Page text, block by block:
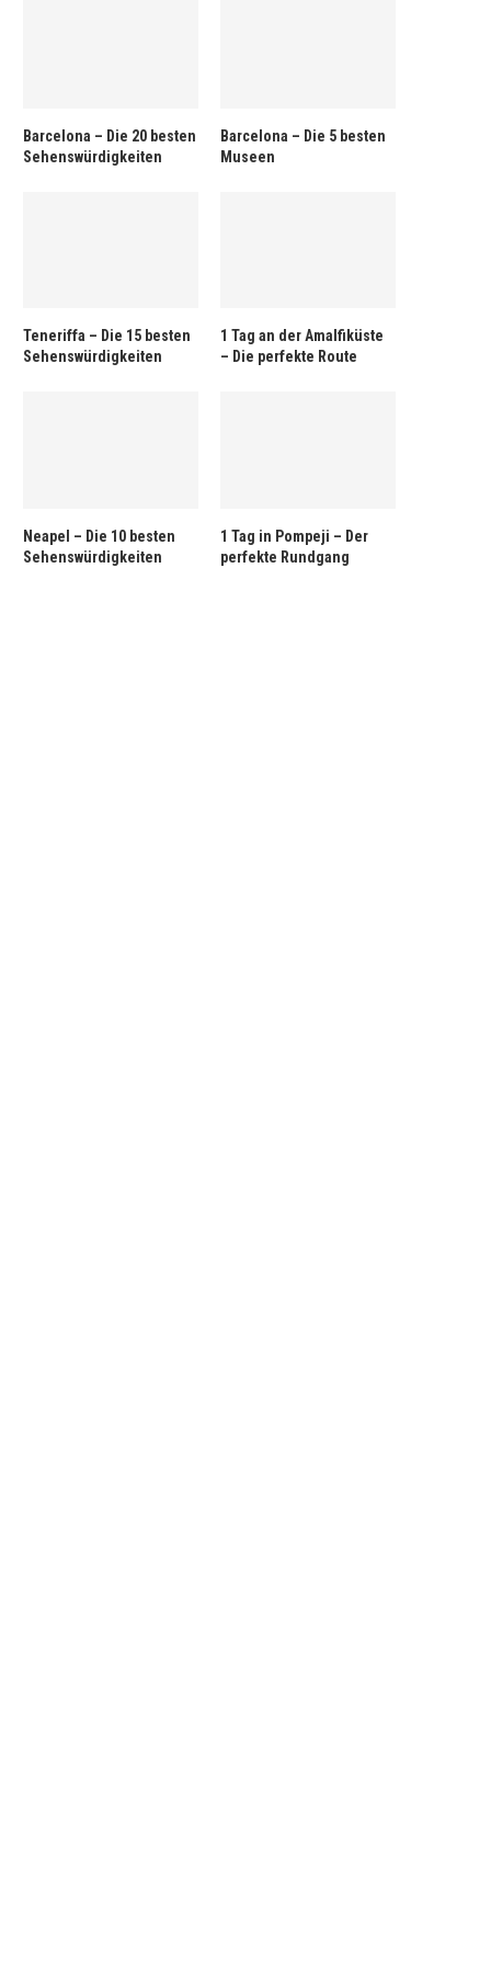
Barcelona – Die 20 besten
Sehenswürdigkeiten
Barcelona – Die 5 besten
Museen
Teneriffa – Die 15 besten
Sehenswürdigkeiten
1 Tag an der Amalfiküste
– Die perfekte Route
Neapel – Die 10 besten
Sehenswürdigkeiten
1 Tag in Pompeji – Der
perfekte Rundgang